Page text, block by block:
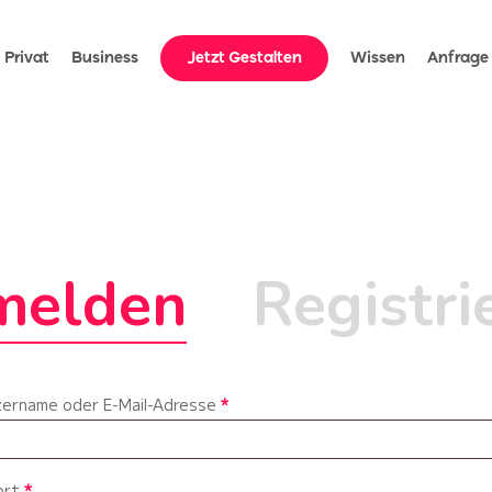
Privat Business Jetzt Gestalten Wissen Anfrage
oder E-Mail-Adresse *Erforderlich